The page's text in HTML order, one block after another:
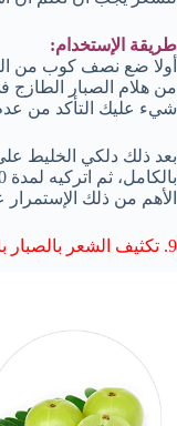
طريقة الإستخدام:
أولا ضع نصف كوب من
من هلام الصبار الطازج
شيء عليك التأكد من
بعد ذلك دلكي الخليط
الأهم من ذلك
9. تكثيف الشعر بالصبار